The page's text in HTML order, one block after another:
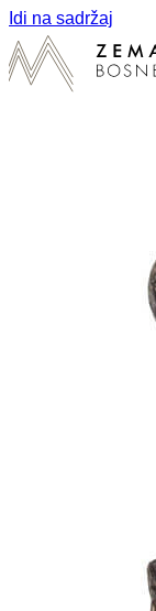
Idi na sadržaj